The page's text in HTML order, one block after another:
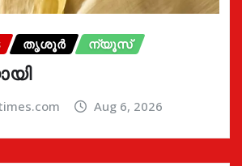
തൃശൂർ ന്യൂസ്
Aug 6, 2026